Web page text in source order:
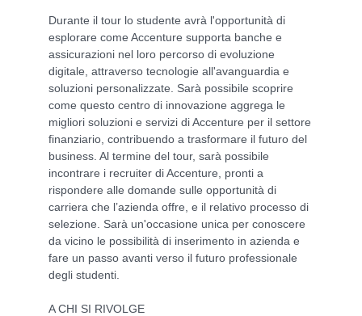
Durante il tour lo studente avrà l'opportunità di
esplorare come Accenture supporta banche e
assicurazioni nel loro percorso di evoluzione
digitale, attraverso tecnologie all'avanguardia e
soluzioni personalizzate. Sarà possibile scoprire
come questo centro di innovazione aggrega le
migliori soluzioni e servizi di Accenture per il settore
finanziario, contribuendo a trasformare il futuro del
business. Al termine del tour, sarà possibile
incontrare i recruiter di Accenture, pronti a
rispondere alle domande sulle opportunità di
carriera che l’azienda offre, e il relativo processo di
selezione. Sarà un'occasione unica per conoscere
da vicino le possibilità di inserimento in azienda e
fare un passo avanti verso il futuro professionale
degli studenti.
A CHI SI RIVOLGE